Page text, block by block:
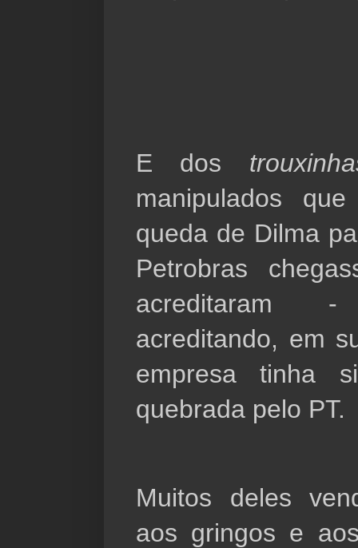
E dos
manipulados
queda de Dilma
Petrobras
acreditaram
acreditando, em
empresa tinha
quebrada pelo PT.
Muitos deles
aos gringos e